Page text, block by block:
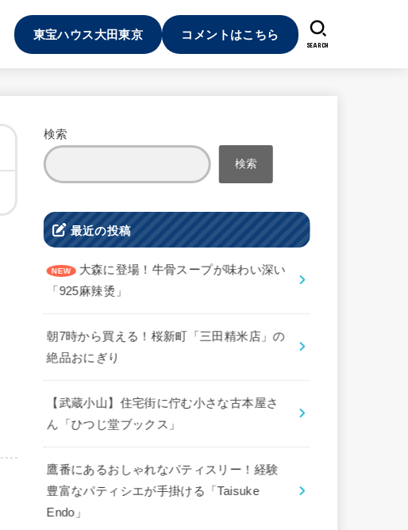
東宝ハウス大田東京 コメントはこちら
SEARCH
検索
検索
最近の投稿
大森に登場！牛骨スープが味わい深い
「925麻辣烫」
朝7時から買える！桜新町「三田精米店」の
絶品おにぎり
【武蔵小山】住宅街に佇む小さな古本屋さ
ん「ひつじ堂ブックス」
鷹番にあるおしゃれなパティスリー！経験
豊富なパティシエが手掛ける「Taisuke
Endo」